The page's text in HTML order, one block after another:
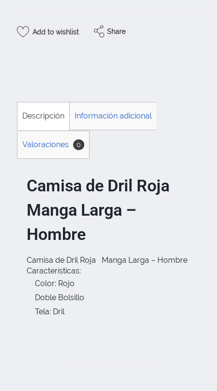
Add to wishlist Share
Descripción Información adicional
Valoraciones 0
Camisa de Dril Roja
Manga Larga –
Hombre
Camisa de Dril Roja Manga Larga – Hombre
Características:
Color: Rojo
Doble Bolsillo
Tela: Dril